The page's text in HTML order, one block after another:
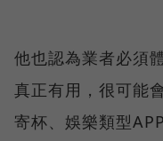
他也認為業者必須
真正有用，很可能
寄杯、娛樂類型